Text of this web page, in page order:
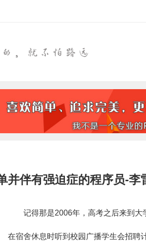
并伴有强迫症的程序员-李
记得那是2006年，高考之后来到大
在宿舍休息时听到校园广播学生会招聘